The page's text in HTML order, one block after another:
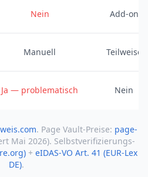
Nein Add-on
Manuell Teilweise
Ja — problematisch Nein
. Page Vault-Preise: page-
Mai 2026). Selbstverifizierungs-
+ eIDAS-VO Art. 41 (EUR-Lex
DE).